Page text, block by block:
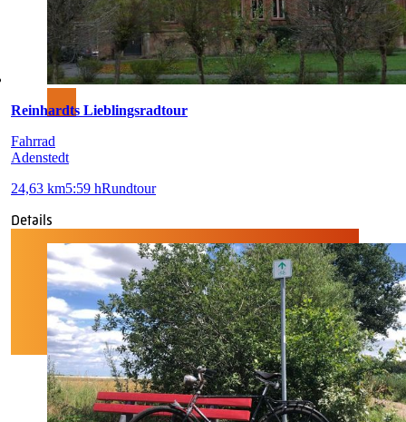
Reinhardts Lieblingsradtour
Fahrrad
Adenstedt
24,63 km5:59 hRundtour
Details